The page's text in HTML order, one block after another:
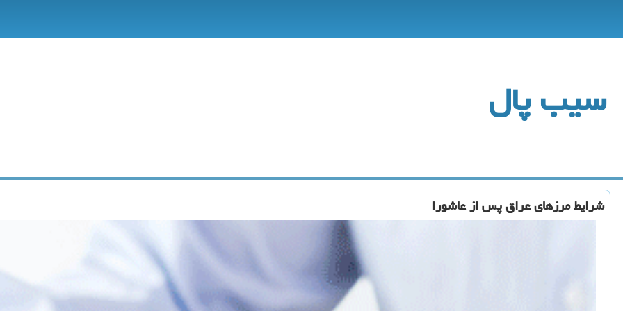
سیب پال
شرایط مرزهای عراق پس از عاشورا